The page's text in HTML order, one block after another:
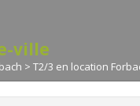
ville
> T2/3 en location